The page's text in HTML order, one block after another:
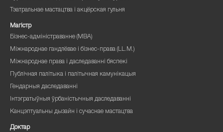
Тэатральнае мастацтва і акцёрская гульня
Магістр
Бізнес-адміністраванне (MBA)
Міжнароднае гандлёвае і бізнес-права (LL.M.)
Міжнароднае права і даследаванні бяспекі
Публічная палітыка і палітычная камунікацыя
Гендарныя даследаванні
Інтэгратыўныя ўрбаністычныя даследаванні
Канцэптуальны дызайн і сучаснае мастацтва
Доктар